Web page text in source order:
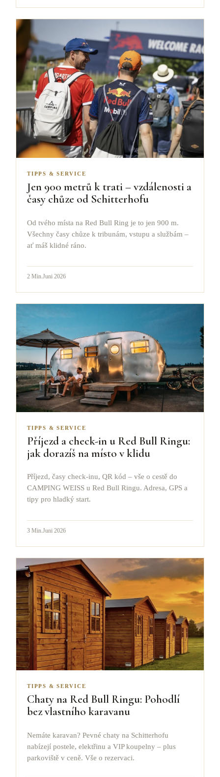
TIPPS & SERVICE
Jen 900 metrů k trati – vzdálenosti a
časy chůze od Schitterhofu
Od tvého místa na Red Bull Ring je to jen 900 m.
Všechny časy chůze k tribunám, vstupu a službám –
ať máš klidné ráno.
2 Min.Juni 2026
TIPPS & SERVICE
Příjezd a check-in u Red Bull Ringu:
jak dorazíš na místo v klidu
Příjezd, časy check-inu, QR kód – vše o cestě do
CAMPING WEISS u Red Bull Ringu. Adresa, GPS a
tipy pro hladký start.
3 Min. Juni 2026
TIPPS & SERVICE
Chaty na Red Bull Ringu: Pohodlí
bez vlastního karavanu
Nemáte karavan? Pevné chaty na Schitterhofu
nabízejí postele, elektřinu a VIP koupelny – plus
parkoviště v ceně. Vše o rezervaci.